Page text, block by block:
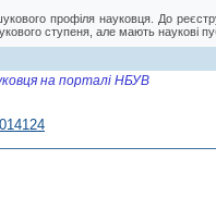
профіля науковця. До
ступеня, але мають наукові
на порталі НБУВ